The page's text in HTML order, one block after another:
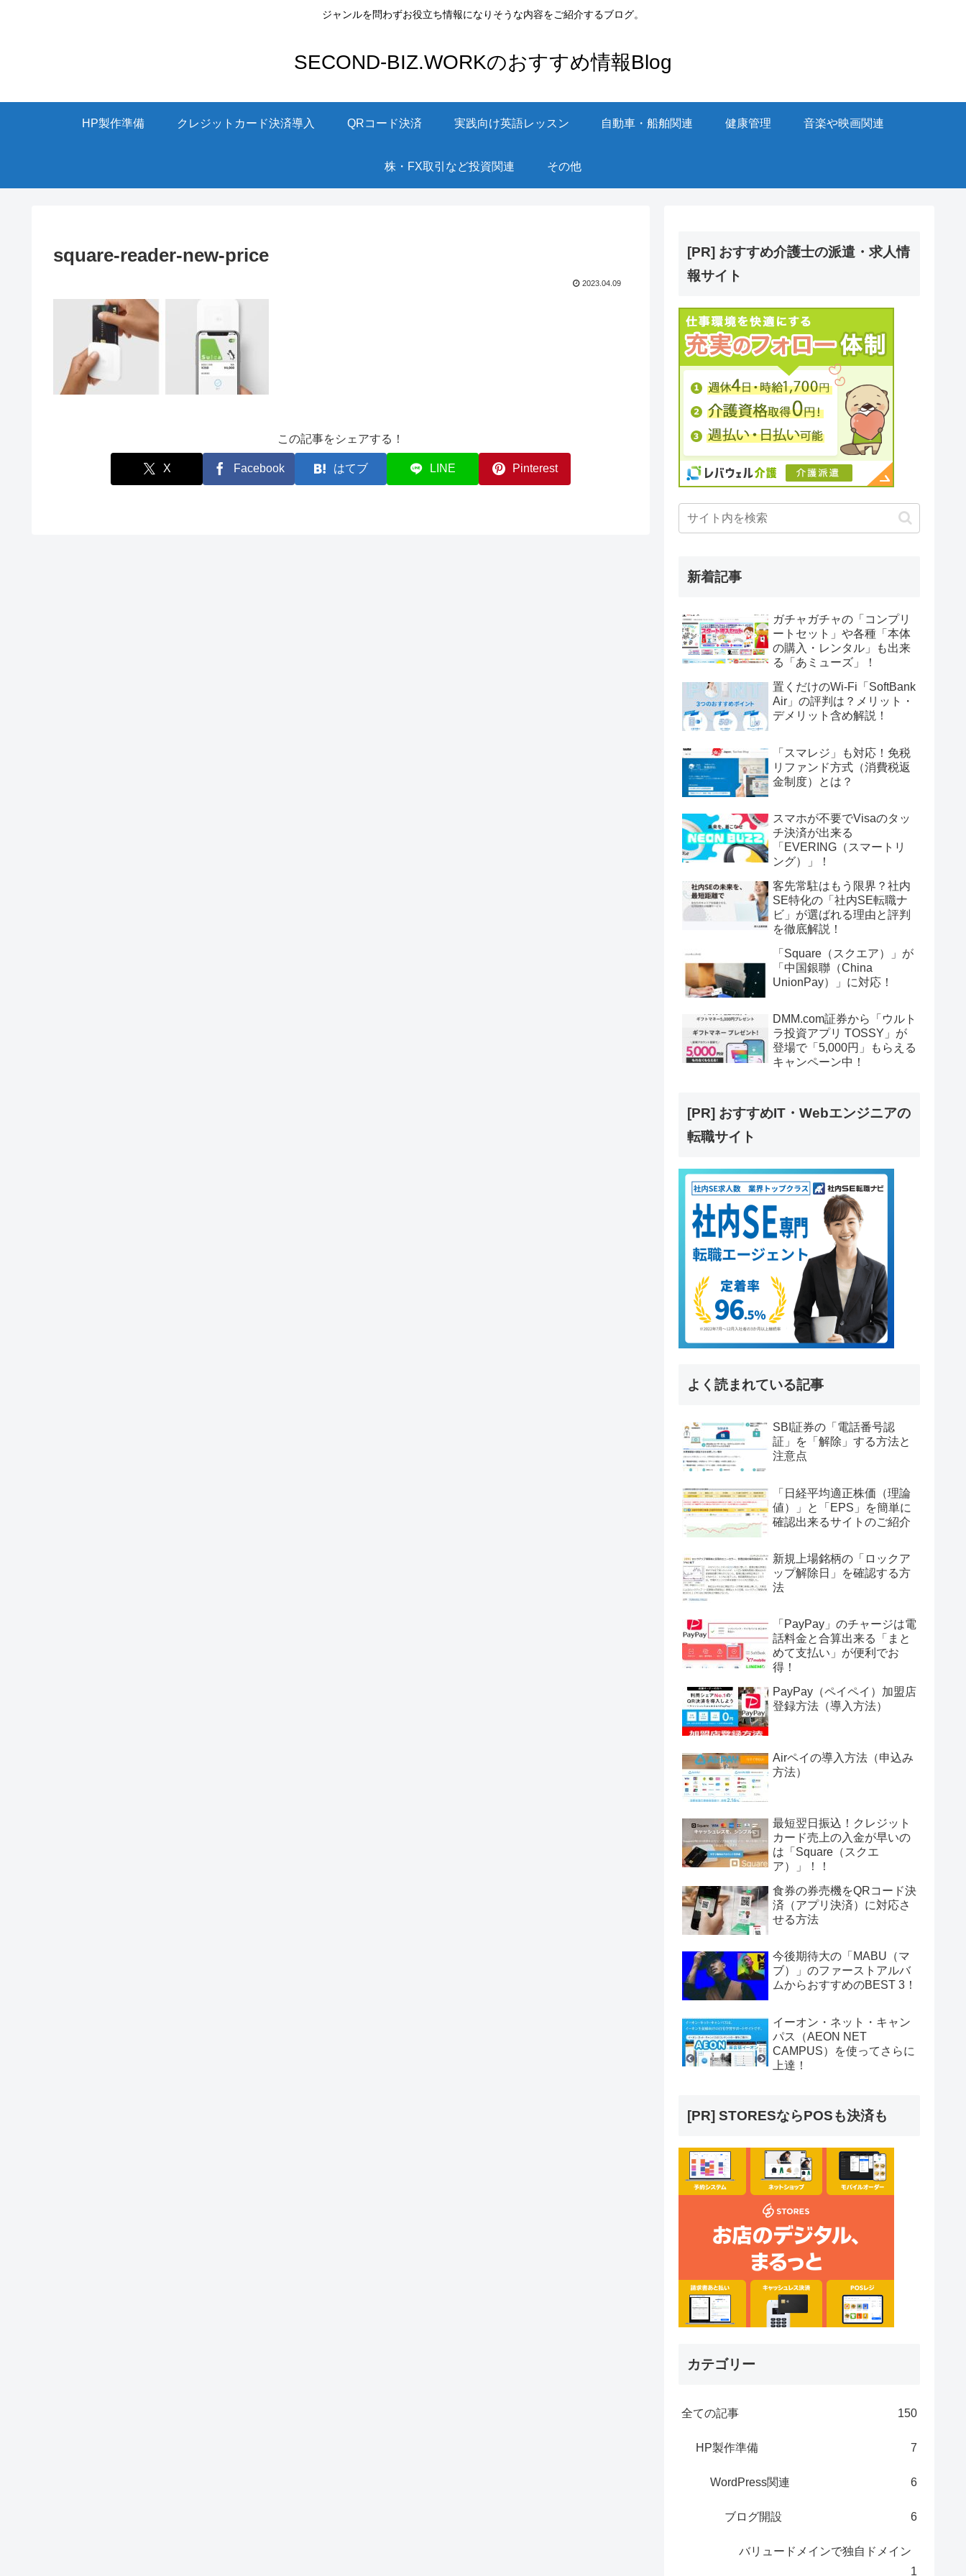
ジャンルを問わずお役立ち情報になりそうな内容をご紹介するブログ。
SECOND-BIZ.WORKのおすすめ情報Blog
HP製作準備 クレジットカード決済導入 QRコード決済 実践向け英語レッスン 自動車・船舶関連 健康管理 音楽や映画関連
株・FX取引など投資関連 その他
square-reader-new-price
2023.04.09
この記事をシェアする！
X Facebook はてブ LINE Pinterest
[PR] おすすめ介護士の派遣・求人情
報サイト
新着記事
ガチャガチャの「コンプリ
ートセット」や各種「本体
の購入・レンタル」も出来
る「あミューズ」！
置くだけのWi-Fi「SoftBank
Air」の評判は？メリット・
デメリット含め解説！
「スマレジ」も対応！免税
リファンド方式（消費税返
金制度）とは？
スマホが不要でVisaのタッ
チ決済が出来る
「EVERING（スマートリ
ング）」！
客先常駐はもう限界？社内
SE特化の「社内SE転職ナ
ビ」が選ばれる理由と評判
を徹底解説！
「Square（スクエア）」が
「中国銀聯（China
UnionPay）」に対応！
DMM.com証券から「ウルト
ラ投資アプリ TOSSY」が
登場で「5,000円」もらえる
キャンペーン中！
[PR] おすすめIT・Webエンジニアの
転職サイト
よく読まれている記事
SBI証券の「電話番号認
証」を「解除」する方法と
注意点
「日経平均適正株価（理論
値）」と「EPS」を簡単に
確認出来るサイトのご紹介
新規上場銘柄の「ロックア
ップ解除日」を確認する方
法
「PayPay」のチャージは電
話料金と合算出来る「まと
めて支払い」が便利でお
得！
PayPay（ペイペイ）加盟店
登録方法（導入方法）
Airペイの導入方法（申込み
方法）
最短翌日振込！クレジット
カード売上の入金が早いの
は「Square（スクエ
ア）」！！
食券の券売機をQRコード決
済（アプリ決済）に対応さ
せる方法
今後期待大の「MABU（マ
ブ）」のファーストアルバ
ムからおすすめのBEST 3！
イーオン・ネット・キャン
パス（AEON NET
CAMPUS）を使ってさらに
上達！
[PR] STORESならPOSも決済も
カテゴリー
全ての記事 150
HP製作準備 7
WordPress関連 6
ブログ開設 6
バリュードメインで独自ドメイン
1